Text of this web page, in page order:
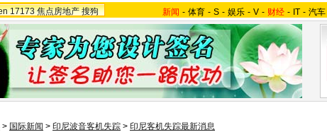
17173 焦点房地产 搜狗 新闻 - 体育 - S - 娱乐 - V - 财经 - IT - 汽车
> 国际新闻 > 印尼波音客机失踪 > 印尼客机失踪最新消息